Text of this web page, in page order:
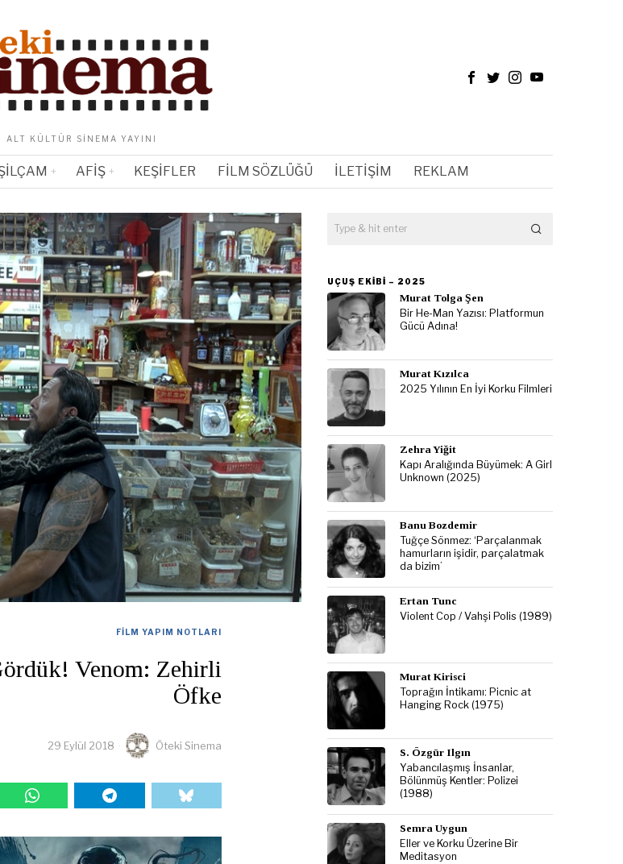
ALT KÜLTÜR SINEMA YAYINI
AFIŞ KEŞIFLER FILM SÖZLÜĞÜ İLETIŞIM REKLAM
FILM YAPIM NOTLARI
Venom: Zehirli
Öfke
29 Eylül 2018 Öteki Sinema
UÇUŞ EKIBI – 2025
Murat Tolga Şen
Bir He-Man Yazısı: Platformun
Gücü Adına!
Murat Kızılca
2025 Yılının En İyi Korku Filmleri
Zehra Yiğit
Kapı Aralığında Büyümek: A Girl
Unknown (2025)
Banu Bozdemir
Tuğçe Sönmez: ‘Parçalanmak
hamurların işidir, parçalatmak
da bizim’
Ertan Tunc
Violent Cop / Vahşi Polis (1989)
Murat Kirisci
Toprağın İntikamı: Picnic at
Hanging Rock (1975)
S. Özgür Ilgın
Yabancılaşmış İnsanlar,
Bölünmüş Kentler: Polizei
(1988)
Semra Uygun
Eller ve Korku Üzerine Bir
Meditasyon